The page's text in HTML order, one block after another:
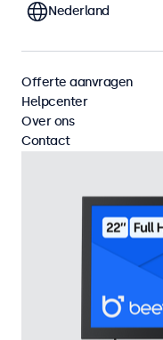
Filter (1)
Desktop BNC (SDI)
Nederland
Offerte aanvragen
Helpcenter
Over ons
Contact